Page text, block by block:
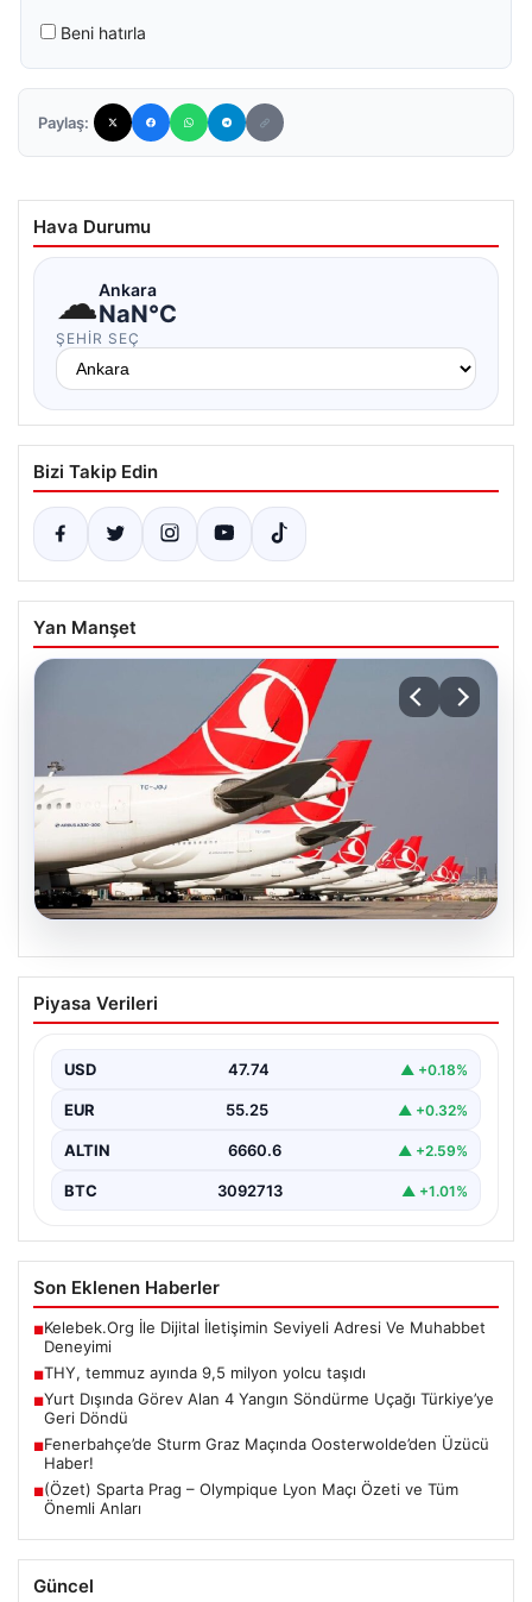
Beni hatırla
Paylaş:
Hava Durumu
☁Ankara
NaN°C
ŞEHIR SEÇ
Bizi Takip Edin
Yan Manşet
07.08.2026
THY, temmuz ayında 9,5 milyon yolcu
taşıdı
Piyasa Verileri
USD 47.74 ▲ +0.18%
EUR 55.25 ▲ +0.32%
ALTIN 6660.6 ▲ +2.59%
BTC 3092713 ▲ +1.01%
Son Eklenen Haberler
■Kelebek.Org İle Dijital İletişimin Seviyeli Adresi Ve Muhabbet
Deneyimi
■THY, temmuz ayında 9,5 milyon yolcu taşıdı
■Yurt Dışında Görev Alan 4 Yangın Söndürme Uçağı Türkiye’ye
Geri Döndü
■Fenerbahçe’de Sturm Graz Maçında Oosterwolde’den Üzücü
Haber!
■(Özet) Sparta Prag – Olympique Lyon Maçı Özeti ve Tüm
Önemli Anları
Güncel